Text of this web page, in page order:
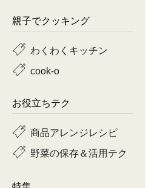
親子でクッキング
わくわくキッチン
cook-o
お役立ちテク
商品アレンジレシピ
野菜の保存＆活用テク
特集